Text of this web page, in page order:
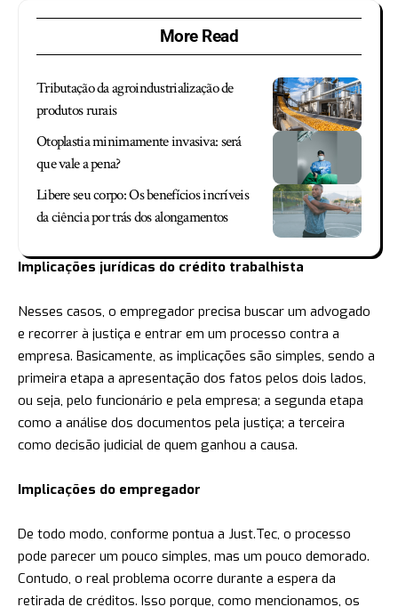
More Read
Tributação da agroindustrialização de
produtos rurais
Otoplastia minimamente invasiva: será
que vale a pena?
Libere seu corpo: Os benefícios incríveis
da ciência por trás dos alongamentos
Implicações jurídicas do crédito trabalhista
Nesses casos, o empregador precisa buscar um advogado
e recorrer à justiça e entrar em um processo contra a
empresa. Basicamente, as implicações são simples, sendo a
primeira etapa a apresentação dos fatos pelos dois lados,
ou seja, pelo funcionário e pela empresa; a segunda etapa
como a análise dos documentos pela justiça; a terceira
como decisão judicial de quem ganhou a causa.
Implicações do empregador
De todo modo, conforme pontua a Just.Tec, o processo
pode parecer um pouco simples, mas um pouco demorado.
Contudo, o real problema ocorre durante a espera da
retirada de créditos. Isso porque, como mencionamos, os